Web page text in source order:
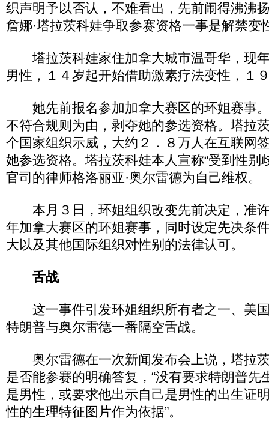
织声明予以否认，不难看出，先前闹得沸沸
詹娜·塔拉茨科娃争取参赛资格一事是解禁变
塔拉茨科娃家住加拿大城市温哥华，现
男性，１４岁起开始借助激素疗法变性，１
她先前报名参加加拿大赛区的环姐赛事
不符合规则为由，剥夺她的参选资格。塔拉
个国家组织示威，大约２．８万人在互联网
她参选资格。塔拉茨科娃本人宣称“受到性别
官司的律师格洛丽亚·奥尔雷德为自己维权。
本月３日，环姐组织改变先前决定，准
年加拿大赛区的环姐赛事，同时设定先决条
大以及其他国际组织对性别的法律认可。
舌战
这一事件引发环姐组织所有者之一、美国
特朗普与奥尔雷德一番隔空舌战。
奥尔雷德在一次新闻发布会上说，塔拉
是否能参赛的明确答复，“没有要求特朗普先
是男性，或要求他出示自己是男性的出生证
性的生理特征图片作为依据”。